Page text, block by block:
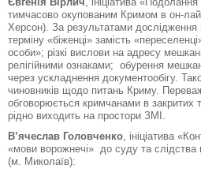
тимчасово окупованим Кримом в он-
Херсон). За результатами дослідження
терміну «біженці» замість
особи»; різкі вислови на адресу
релігійними ознаками; обурення
через ускладнення документообігу.
чиновників щодо питань Криму.
обговорюється кримчанами в закритих
рідно виходить на простори ЗМІ.
В’ячеслав Головченко , ініціатива
«мови ворожнечі» до суду та слідства
(м. Миколаїв):